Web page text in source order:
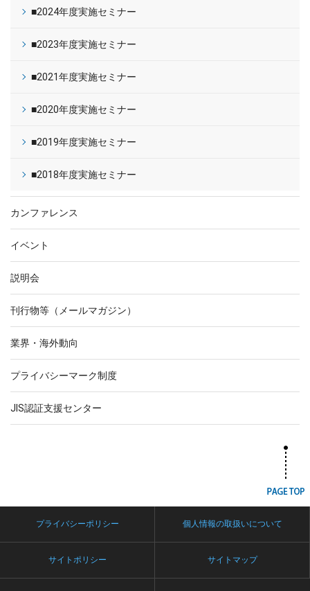
■2024年度実施セミナー
■2023年度実施セミナー
■2021年度実施セミナー
■2020年度実施セミナー
■2019年度実施セミナー
■2018年度実施セミナー
カンファレンス
イベント
説明会
刊行物等（メールマガジン）
業界・海外動向
プライバシーマーク制度
JIS認証支援センター
プライバシーポリシー 個人情報の取扱いについて
サイトポリシー サイトマップ